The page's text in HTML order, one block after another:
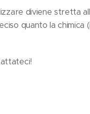
diviene stretta
quanto la